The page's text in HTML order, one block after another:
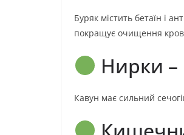
Буряк містить бетаїн і
покращує очищення
Нирки –
Кавун має сильний